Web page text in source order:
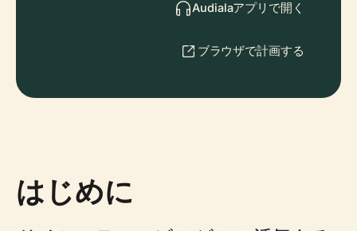
Audialaアプリで開く
ブラウザで計画する
はじめに